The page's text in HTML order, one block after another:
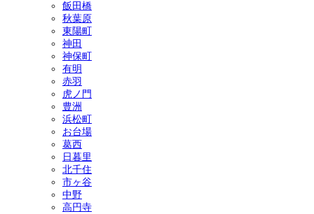
飯田橋
秋葉原
東陽町
神田
神保町
有明
赤羽
虎ノ門
豊洲
浜松町
お台場
葛西
日暮里
北千住
市ヶ谷
中野
高円寺